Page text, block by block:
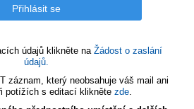
údajů klikněte na Žádost o zaslání
údajů.
záznam, který neobsahuje váš mail ani
potížích s editací klikněte zde.